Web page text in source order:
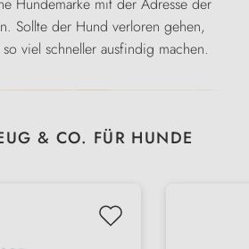
Hundemarke mit der Adresse der
Sollte der Hund verloren gehen,
viel schneller ausfindig machen.
& CO. FÜR HUNDE